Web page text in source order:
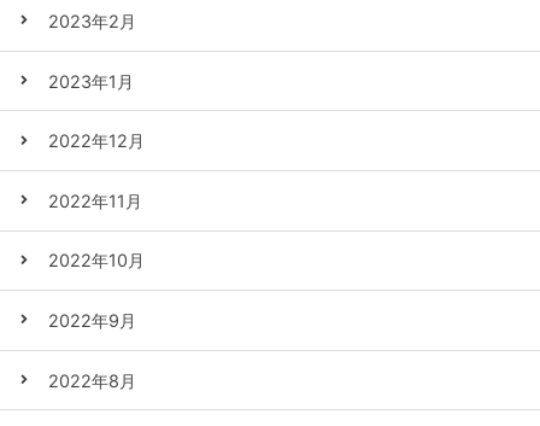
2023年2月
2023年1月
2022年12月
2022年11月
2022年10月
2022年9月
2022年8月